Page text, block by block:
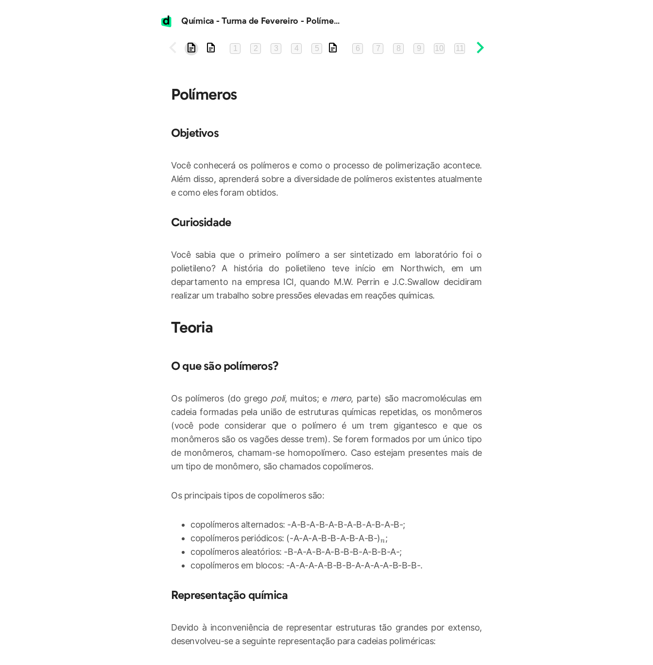
Química - Turma de Fevereiro - Polímeros
1 2 3 4 5 6 7 8 9 10 11 12
Polímeros
Objetivos
Você conhecerá os polímeros e como o processo de polimerização acontece.
Além disso, aprenderá sobre a diversidade de polímeros existentes atualmente
e como eles foram obtidos.
Curiosidade
Você sabia que o primeiro polímero a ser sintetizado em laboratório foi o
polietileno? A história do polietileno teve início em Northwich, em um
departamento na empresa ICI, quando M.W. Perrin e J.C.Swallow decidiram
realizar um trabalho sobre pressões elevadas em reações químicas.
Teoria
O que são polímeros?
Os polímeros (do grego poli, muitos; e mero, parte) são macromoléculas em
cadeia formadas pela união de estruturas químicas repetidas, os monômeros
(você pode considerar que o polímero é um trem gigantesco e que os
monômeros são os vagões desse trem). Se forem formados por um único tipo
de monômeros, chamam-se homopolímero. Caso estejam presentes mais de
um tipo de monômero, são chamados copolímeros.
Os principais tipos de copolímeros são:
copolímeros alternados: -A-B-A-B-A-B-A-B-A-B-A-B-;
copolímeros periódicos: (-A-A-A-B-B-A-B-A-B-)_{n}
n;
copolímeros aleatórios: -B-A-A-B-A-B-B-B-A-B-B-A-;
copolímeros em blocos: -A-A-A-A-B-B-B-A-A-A-A-B-B-B-.
Representação química
Devido à inconveniência de representar estruturas tão grandes por extenso,
desenvolveu-se a seguinte representação para cadeias poliméricas: